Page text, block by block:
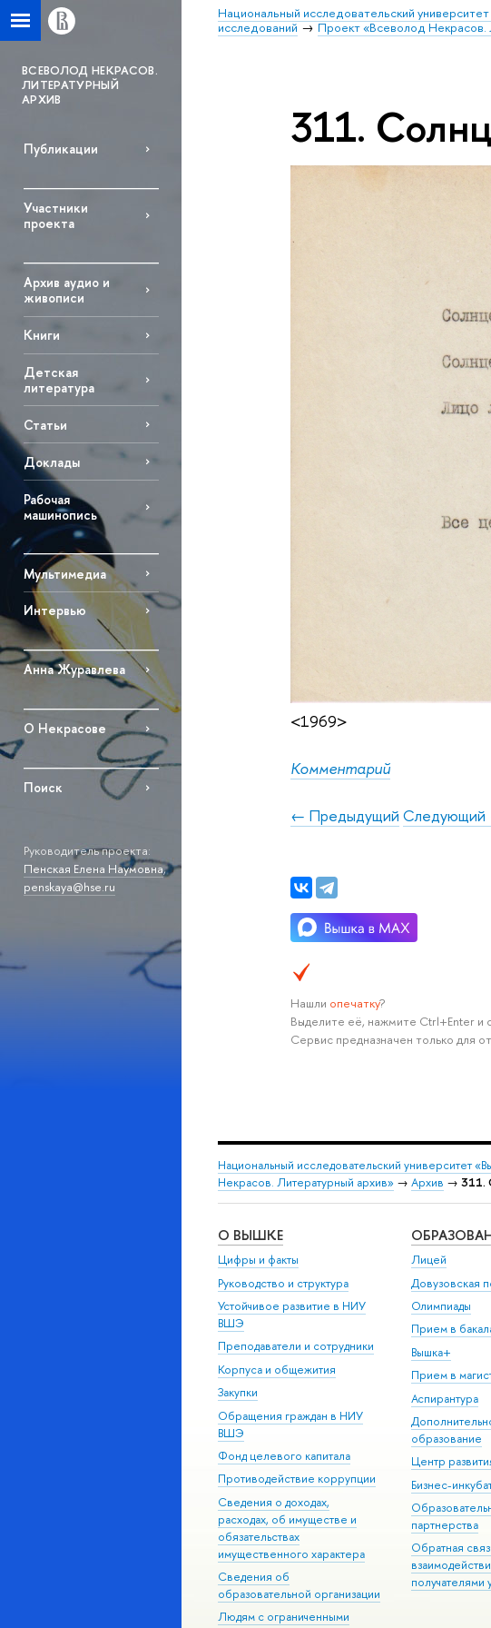
Национальный исследовательский
исследований
Проект «Всеволод Некрасов.
ВСЕВОЛОД НЕКРАСОВ.
ЛИТЕРАТУРНЫЙ
АРХИВ
Публикации
Участники
проекта
Архив аудио и
живописи
Книги
Детская
литература
Статьи
Доклады
Рабочая
машинопись
Мультимедиа
Интервью
Анна Журавлева
О Некрасове
Поиск
Руководитель проекта:
Пенская Елена Наумовна,
penskaya@hse.ru
311.
<1969>
Комментарий
← Предыдущий
Нашли опечатку?
Выделите её, нажмите Ctrl+Enter и
Сервис предназначен только для
Национальный исследовательский университет
Некрасов. Литературный архив» → Архив → 311.
О ВЫШКЕ
Цифры и факты
Руководство и структура
Устойчивое развитие в НИУ
ВШЭ
Преподаватели и сотрудники
Корпуса и общежития
Закупки
Обращения граждан в НИУ
ВШЭ
Фонд целевого капитала
Противодействие коррупции
Сведения о доходах,
расходах, об имуществе и
обязательствах
имущественного характера
Сведения об
образовательной организации
Людям с ограниченными
Лицей
Довузовская
Олимпиады
Прием в
Вышка+
Прием в
Аспирантура
образование
Центр
Бизнес-
партнерства
Обратная
получателями